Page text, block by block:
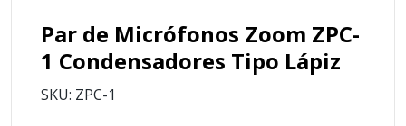
Par de Micrófonos Zoom ZPC-
1 Condensadores Tipo Lápiz
SKU: ZPC-1